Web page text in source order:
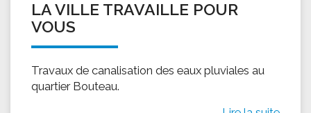
LA VILLE TRAVAILLE POUR
VOUS
Travaux de canalisation des eaux pluviales au
quartier Bouteau.